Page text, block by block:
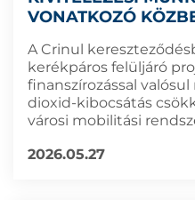
VONATKOZÓ
A Crinul
kerékpáros felüljáró
finanszírozással
dioxid-kibocsátás
városi mobilitási
2026.05.27